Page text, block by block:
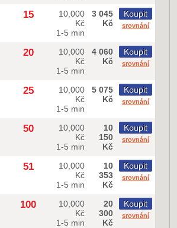
15
10,000
Kč
1-5 min
3 045
Kč
Koupit
srovnání
20
10,000
Kč
1-5 min
4 060
Kč
Koupit
srovnání
25
10,000
Kč
1-5 min
5 075
Kč
Koupit
srovnání
50
10,000
Kč
1-5 min
10
150
Kč
Koupit
srovnání
51
10,000
Kč
1-5 min
10
353
Kč
Koupit
srovnání
100
10,000
Kč
1-5 min
20
300
Kč
Koupit
srovnání